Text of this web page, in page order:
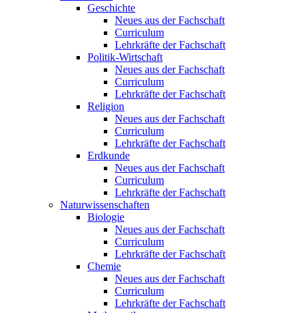
Geschichte
Neues aus der Fachschaft
Curriculum
Lehrkräfte der Fachschaft
Politik-Wirtschaft
Neues aus der Fachschaft
Curriculum
Lehrkräfte der Fachschaft
Religion
Neues aus der Fachschaft
Curriculum
Lehrkräfte der Fachschaft
Erdkunde
Neues aus der Fachschaft
Curriculum
Lehrkräfte der Fachschaft
Naturwissenschaften
Biologie
Neues aus der Fachschaft
Curriculum
Lehrkräfte der Fachschaft
Chemie
Neues aus der Fachschaft
Curriculum
Lehrkräfte der Fachschaft